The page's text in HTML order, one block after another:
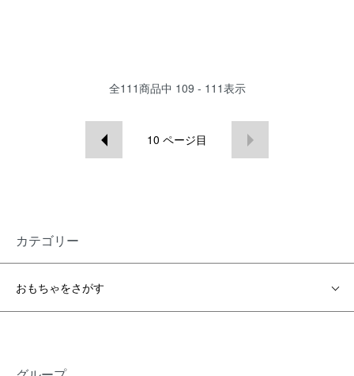
全111商品中 109 - 111表示
10 ページ目
カテゴリー
おもちゃをさがす